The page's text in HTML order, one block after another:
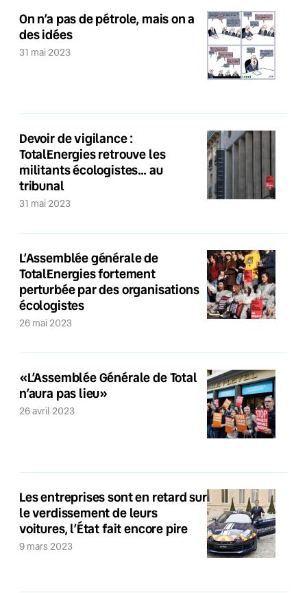
On n’a pas de pétrole, mais on a
des idées
31 mai 2023
Devoir de vigilance :
TotalEnergies retrouve les
militants écologistes… au
tribunal
31 mai 2023
L’Assemblée générale de
TotalEnergies fortement
perturbée par des organisations
écologistes
26 mai 2023
«L’Assemblée Générale de Total
n’aura pas lieu»
26 avril 2023
Les entreprises sont en retard sur
le verdissement de leurs
voitures, l’État fait encore pire
9 mars 2023